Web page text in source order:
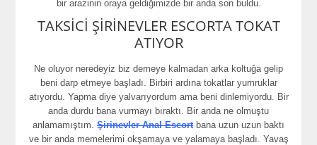
bir arazinin oraya geldiğimizde bir anda son buldu.
TAKSİCİ ŞİRİNEVLER ESCORTA TOKAT
ATIYOR
Ne oluyor neredeyiz biz demeye kalmadan arka koltuğa gelip
beni darp etmeye başladı. Birbiri ardına tokatlar yumruklar
atıyordu. Yapma diye yalvarıyordum ama beni dinlemiyordu. Bir
anda durdu bana vurmayı bıraktı. Bir anda ne olmuştu
anlamamıştım. Şirinevler Anal Escortbana uzun uzun baktı
ve bir anda memelerimi okşamaya ve yalamaya başladı. Yavaş